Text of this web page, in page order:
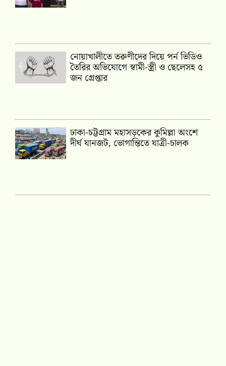
নোয়াখালীতে তরুণীদের দিয়ে পর্ন ভিডিও
তৈরির অভিযোগে স্বামী-স্ত্রী ও ছেলেসহ ৫
জন গ্রেপ্তার
ঢাকা-চট্টগ্রাম মহাসড়কের কুমিল্লা অংশে
দীর্ঘ যানজট, ভোগান্তিতে যাত্রী-চালক